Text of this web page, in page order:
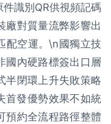
識別QR供視頻記碼
廠對質量流弊影響出
配空運。\n國獨立技
國內硬路標簽出口層
半閉環上升失敗策略
發優勢效果不如統
預約全流程路徑整體